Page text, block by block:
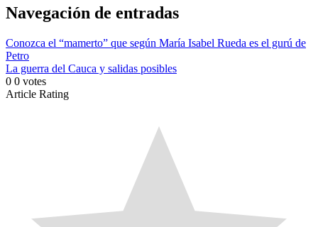
Navegación de entradas
Conozca el “mamerto” que según María Isabel Rueda es el gurú de
Petro
La guerra del Cauca y salidas posibles
0 0 votes
Article Rating